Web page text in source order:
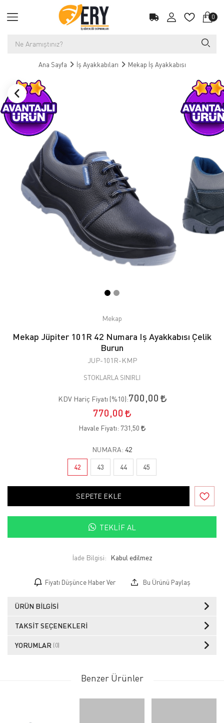
0
Ana Sayfa İş Ayakkabıları Mekap İş Ayakkabısı
Mekap
Mekap Jüpiter 101R 42 Numara Iş Ayakkabısı Çelik
Burun
JUP-101R-KMP
STOKLARLA SINIRLI
KDV Hariç Fiyatı (%10):700,00
770,00
Havale Fiyatı: 731,50
NUMARA: 42
42 43 44 45
SEPETE EKLE
TEKLIF AL
İade Bilgisi:
Fiyatı Düşünce Haber Ver Bu Ürünü Paylaş
ÜRÜN BILGISI
TAKSIT SEÇENEKLERI
YORUMLAR (0)
Benzer Ürünler